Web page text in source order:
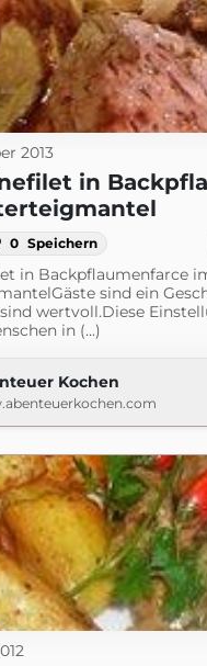
2013
in
0 Speichern
in Backpflaumenfarce
sind ein
wertvoll.Diese
in (...)
Kochen